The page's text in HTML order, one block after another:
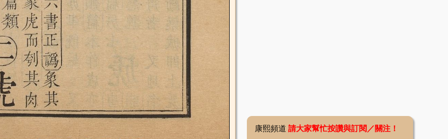
康熙頻道 請大家幫忙按讚與訂閱／關注！